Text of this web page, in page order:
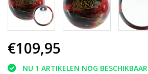
€109,95
NU 1 ARTIKELEN NOG BESCHIKBAAR